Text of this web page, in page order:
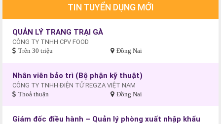
TIN TUYỂN DỤNG MỚI
QUẢN LÝ TRANG TRẠI GÀ
CÔNG TY TNHH CPV FOOD
Trên 30 triệu Đồng Nai
Nhân viên bảo trì (Bộ phận kỹ thuật)
CÔNG TY TNHH ĐIỆN TỬ REGZA VIỆT NAM
Thoả thuận Đồng Nai
Giám đốc điều hành – Quản lý phòng xuất nhập khẩu